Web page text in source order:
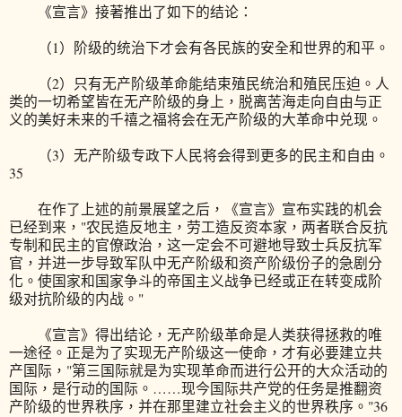
《宣言》接著推出了如下的结论：
（1）阶级的统治下才会有各民族的安全和世界的和平。
（2）只有无产阶级革命能结束殖民统治和殖民压迫。人
类的一切希望皆在无产阶级的身上，脱离苦海走向自由与正
义的美好未来的千禧之福将会在无产阶级的大革命中兑现。
（3）无产阶级专政下人民将会得到更多的民主和自由。
35
在作了上述的前景展望之后，《宣言》宣布实践的机会
已经到来，"农民造反地主，劳工造反资本家，两者联合反抗
专制和民主的官僚政治，这一定会不可避地导致士兵反抗军
官，并进一步导致军队中无产阶级和资产阶级份子的急剧分
化。使国家和国家争斗的帝国主义战争已经或正在转变成阶
级对抗阶级的内战。"
《宣言》得出结论，无产阶级革命是人类获得拯救的唯
一途径。正是为了实现无产阶级这一使命，才有必要建立共
产国际，"第三国际就是为实现革命而进行公开的大众活动的
国际，是行动的国际。……现今国际共产党的任务是推翻资
产阶级的世界秩序，并在那里建立社会主义的世界秩序。"36